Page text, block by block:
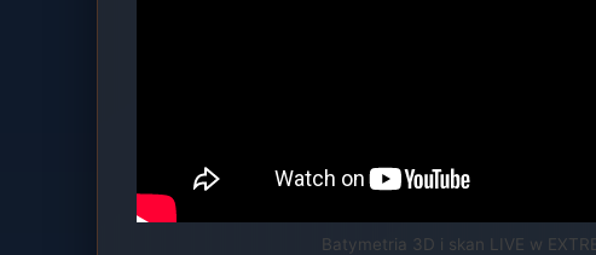
Batymetria 3D i skan LIVE w